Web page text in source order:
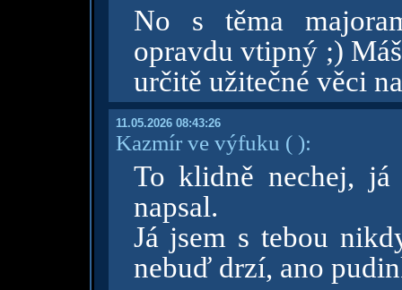
No s těma
opravdu vtipný ;)
určitě užitečné věci
11.05.2026 08:43:26
Kazmír ve výfuku ( ):
To klidně nechej,
napsal.
Já jsem s tebou
nebuď drzí, ano